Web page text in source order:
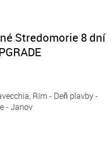
Stredomorie 8 dní
Rím - Deň plavby -
- Janov